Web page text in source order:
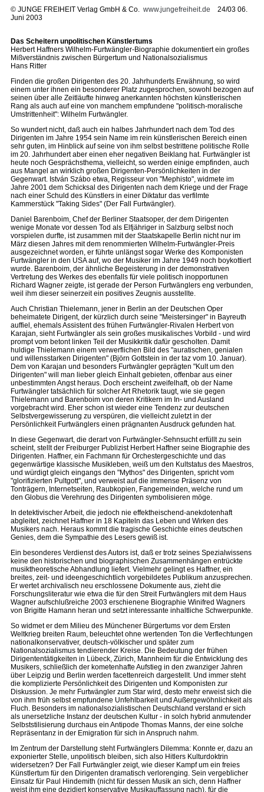
© JUNGE FREIHEIT Verlag GmbH & Co. www.jungefreiheit.de 24/03 06.
Juni 2003
Das Scheitern unpolitischen Künstlertums
Herbert Haffners Wilhelm-Furtwängler-Biographie dokumentiert ein großes
Mißverständnis zwischen Bürgertum und Nationalsozialismus
Hans Ritter
Finden die großen Dirigenten des 20. Jahrhunderts Erwähnung, so wird
einem unter ihnen ein besonderer Platz zugesprochen, sowohl bezogen auf
seinen über alle Zeitläufte hinweg anerkannten höchsten künstlerischen
Rang als auch auf eine von manchem empfundene "politisch-moralische
Umstrittenheit": Wilhelm Furtwängler.
So wundert nicht, daß auch ein halbes Jahrhundert nach dem Tod des
Dirigenten im Jahre 1954 sein Name im rein künstlerischen Bereich einen
sehr guten, im Hinblick auf seine von ihm selbst bestrittene politische Rolle
im 20. Jahrhundert aber einen eher negativen Beiklang hat. Furtwängler ist
heute noch Gesprächsthema, vielleicht, so werden einige empfinden, auch
aus Mangel an wirklich großen Dirigenten-Persönlichkeiten in der
Gegenwart. István Szábo etwa, Regisseur von "Mephisto", widmete im
Jahre 2001 dem Schicksal des Dirigenten nach dem Kriege und der Frage
nach einer Schuld des Künstlers in einer Diktatur das verfilmte
Kammerstück "Taking Sides" (Der Fall Furtwängler).
Daniel Barenboim, Chef der Berliner Staatsoper, der dem Dirigenten
wenige Monate vor dessen Tod als Elfjähriger in Salzburg selbst noch
vorspielen durfte, ist zusammen mit der Staatskapelle Berlin nicht nur im
März diesen Jahres mit dem renommierten Wilhelm-Furtwängler-Preis
ausgezeichnet worden, er führte unlängst sogar Werke des Komponisten
Furtwängler in den USA auf, wo der Musiker im Jahre 1949 noch boykottiert
wurde. Barenboim, der ähnliche Begeisterung in der demonstrativen
Vertretung des Werkes des ebenfalls für viele politisch inopportunen
Richard Wagner zeigte, ist gerade der Person Furtwänglers eng verbunden,
weil ihm dieser seinerzeit ein positives Zeugnis ausstellte.
Auch Christian Thielemann, jener in Berlin an der Deutschen Oper
beheimatete Dirigent, der kürzlich durch seine "Meistersinger" in Bayreuth
auffiel, ehemals Assistent des frühen Furtwängler-Rivalen Herbert von
Karajan, sieht Furtwängler als sein großes musikalisches Vorbild - und wird
prompt vom betont linken Teil der Musikkritik dafür gescholten. Damit
huldige Thielemann einem verwerflichen Bild des "auratischen, genialen
und willensstarken Dirigenten" (Björn Gottstein in der taz vom 10. Januar).
Dem von Karajan und besonders Furtwängler geprägten "Kult um den
Dirigenten" will man lieber gleich Einhalt gebieten, offenbar aus einer
unbestimmten Angst heraus. Doch erscheint zweifelhaft, ob der Name
Furtwängler tatsächlich für solcher Art Rhetorik taugt, wie sie gegen
Thielemann und Barenboim von deren Kritikern im In- und Ausland
vorgebracht wird. Eher schon ist wieder eine Tendenz zur deutschen
Selbstvergewisserung zu verspüren, die vielleicht zuletzt in der
Persönlichkeit Furtwänglers einen prägnanten Ausdruck gefunden hat.
In diese Gegenwart, die derart von Furtwängler-Sehnsucht erfüllt zu sein
scheint, stellt der Freiburger Publizist Herbert Haffner seine Biographie des
Dirigenten. Haffner, ein Fachmann für Orchestergeschichte und das
gegenwärtige klassische Musikleben, weiß um den Kultstatus des Maestros,
und würdigt gleich eingangs den "Mythos" des Dirigenten, spricht vom
"glorifizierten Pultgott", und verweist auf die immense Präsenz von
Tonträgern, Internetseiten, Raubkopien, Fangemeinden, welche rund um
den Globus die Verehrung des Dirigenten symbolisieren möge.
In detektivischer Arbeit, die jedoch nie effektheischend-anekdotenhaft
abgleitet, zeichnet Haffner in 18 Kapiteln das Leben und Wirken des
Musikers nach. Heraus kommt die tragische Geschichte eines deutschen
Genies, dem die Sympathie des Lesers gewiß ist.
Ein besonderes Verdienst des Autors ist, daß er trotz seines Spezialwissens
keine den historischen und biographischen Zusammenhängen entrückte
musiktheoretische Abhandlung liefert. Vielmehr gelingt es Haffner, ein
breites, zeit- und ideengeschichtlich vorgebildetes Publikum anzusprechen.
Er wertet archivalisch neu erschlossene Dokumente aus, zieht die
Forschungsliteratur wie etwa die für den Streit Furtwänglers mit dem Haus
Wagner aufschlußreiche 2003 erschienene Biographie Winifred Wagners
von Brigitte Hamann heran und setzt interessante inhaltliche Schwerpunkte.
So widmet er dem Milieu des Münchener Bürgertums vor dem Ersten
Weltkrieg breiten Raum, beleuchtet ohne wertenden Ton die Verflechtungen
nationalkonservativer, deutsch-völkischer und später zum
Nationalsozialismus tendierender Kreise. Die Bedeutung der frühen
Dirigententätigkeiten in Lübeck, Zürich, Mannheim für die Entwicklung des
Musikers, schließlich der kometenhafte Aufstieg in den zwanziger Jahren
über Leipzig und Berlin werden facettenreich dargestellt. Und immer steht
die komplizierte Persönlichkeit des Dirigenten und Komponisten zur
Diskussion. Je mehr Furtwängler zum Star wird, desto mehr erweist sich die
von ihm früh selbst empfundene Unfehlbarkeit und Außergewöhnlichkeit als
Fluch. Besonders im nationalsozialistischen Deutschland verstand er sich
als unersetzliche Instanz der deutschen Kultur - in solch hybrid anmutender
Selbststilisierung durchaus ein Antipode Thomas Manns, der eine solche
Repräsentanz in der Emigration für sich in Anspruch nahm.
Im Zentrum der Darstellung steht Furtwänglers Dilemma: Konnte er, dazu an
exponierter Stelle, unpolitisch bleiben, sich also Hitlers Kulturdoktrin
widersetzen? Der Fall Furtwängler zeigt, wie dieser Kampf um ein freies
Künstlertum für den Dirigenten dramatisch verlorenging. Sein vergeblicher
Einsatz für Paul Hindemith (nicht für dessen Musik an sich, denn Haffner
weist ihm eine dezidiert konservative Musikauffassung nach), für die